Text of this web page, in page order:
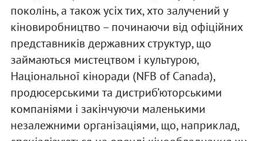
поколінь, а також усіх тих, хто залучений у
кіновиробництво – починаючи від офіційних
представників державних структур, що
займаються мистецтвом і культурою,
Національної кіноради (NFB of Canada),
продюсерськими та дистриб’юторськими
компаніями і закінчуючи маленькими
незалежними організаціями, що, наприклад,